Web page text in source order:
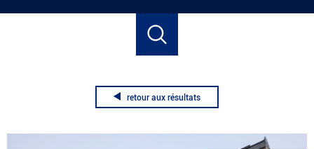
retour aux résultats